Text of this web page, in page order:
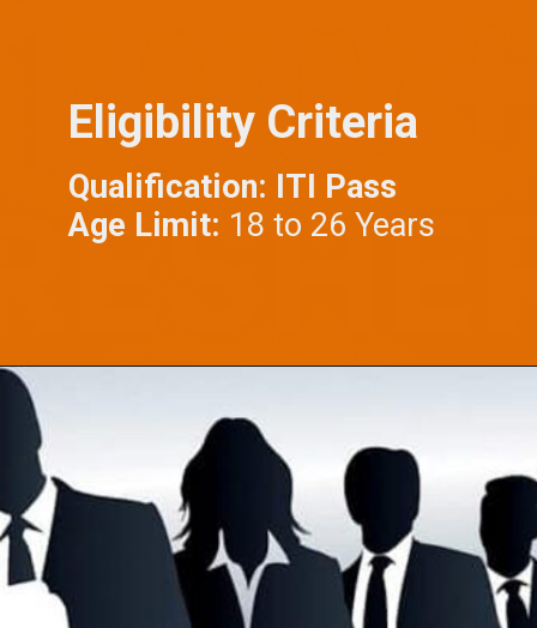
Eligibility Criteria
Qualification: ITI Pass
Age Limit: 18 to 26 Years